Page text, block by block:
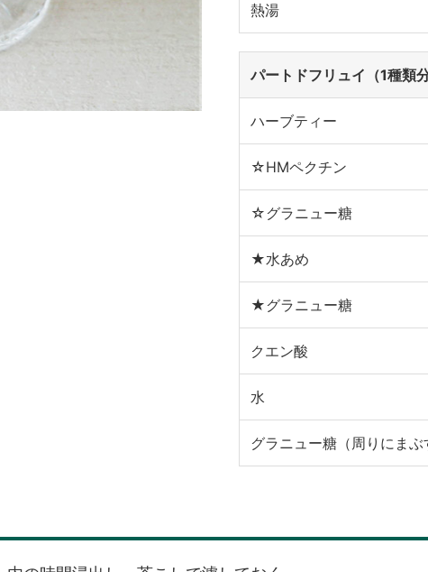
熱湯
パートドフリュイ（1種類分
ハーブティー
☆HMペクチン
☆グラニュー糖
★水あめ
★グラニュー糖
クエン酸
水
グラニュー糖（周りにまぶ